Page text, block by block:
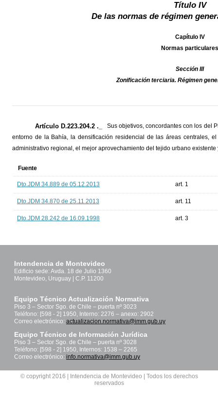
Título IV
De las normas de régimen
Capítulo IV
Normas particulares
Sección III
Zonificación terciaria. Régimen
Artículo D.223.204.2 ._
Sus objetivos, concordantes con los del
entorno de la Bahía, la densificación residencial de las áreas centrales,
administrativo regional, el mejor aprovechamiento del tejido urbano
Fuente
Dto.JDM 34.889 de 05.12.2013 art. 1
Dto.JDM 34.870 de 25.11.2013 art. 11
Dto.JDM 28.242 de 16.09.1998 art. 3
Intendencia de Montevideo
Edificio sede: Avda. 18 de Julio 1360
Montevideo, Uruguay | C.P. 11200
Equipo Técnico Actualización Normativa
Piso 3 – Sector Sgo. de Chile – puerta nº 3023
Teléfono: [598 - 2] 1950, Interno: 2276 – anexo: 2902
Correo electrónico: actualizacion.normativa@imm.gub.uy
Equipo Técnico de Información Jurídica
Piso 3 – Sector Sgo. de Chile – puerta nº 3028
Teléfono: [598 - 2] 1950, Internos: 1538 – 2265
Correo electrónico: info.normativa@imm.gub.uy
© copyright 2016 | Intendencia de Montevideo | Todos los derechos
reservados